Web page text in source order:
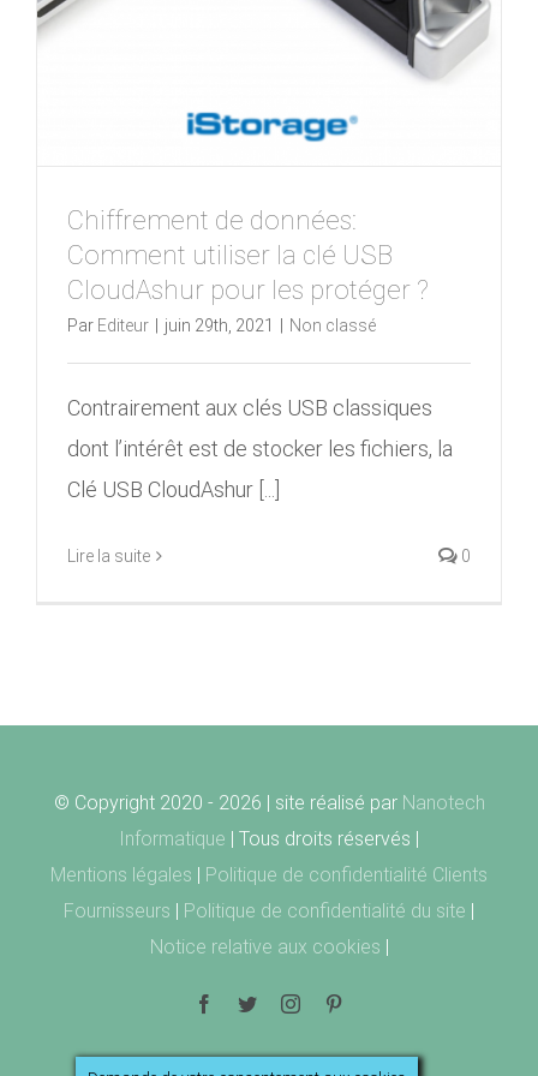
Chiffrement de données:
Comment utiliser la clé USB
CloudAshur pour les protéger ?
Par Editeur juin 29th, 2021 Non classé
Contrairement aux clés USB classiques
dont l’intérêt est de stocker les fichiers, la
Clé USB CloudAshur [...]
Lire la suite 0
© Copyright 2020 - 2026 | site réalisé par Nanotech
Informatique | Tous droits réservés |
Mentions légales | Politique de confidentialité Clients
Fournisseurs | Politique de confidentialité du site |
Notice relative aux cookies |
Facebook
TwitterInstagram